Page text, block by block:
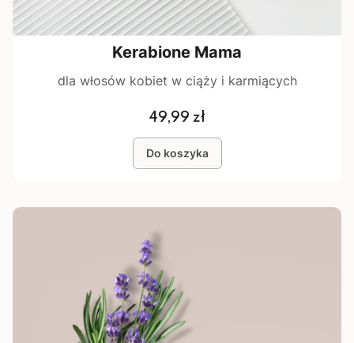
Kerabione Mama
dla włosów kobiet w ciąży i karmiących
Cena
49,99 zł
Do koszyka